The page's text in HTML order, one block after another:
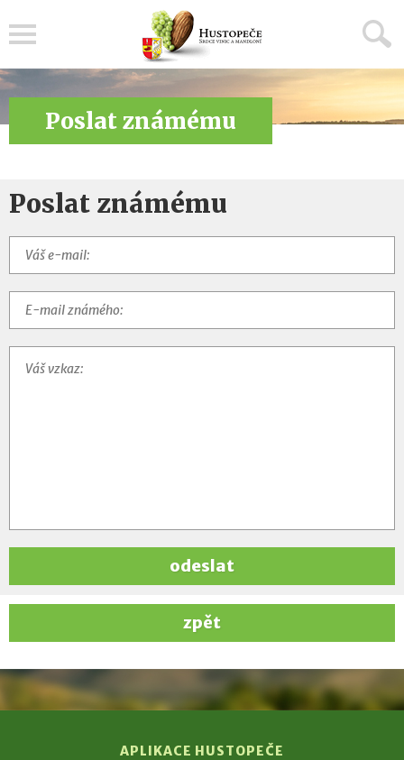
Poslat známému
Poslat známému
odeslat
zpět
APLIKACE HUSTOPEČE